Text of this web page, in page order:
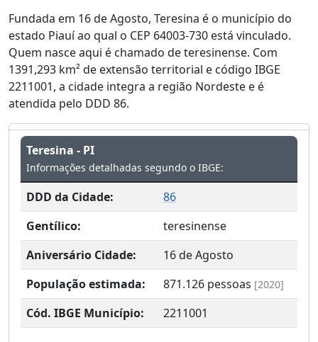
Fundada em 16 de Agosto, Teresina é o município do
estado Piauí ao qual o CEP 64003-730 está vinculado.
Quem nasce aqui é chamado de teresinense. Com
1391,293 km² de extensão territorial e código IBGE
2211001, a cidade integra a região Nordeste e é
atendida pelo DDD 86.
Teresina - PI
Informações detalhadas segundo o IBGE:
DDD da Cidade:
86
Gentílico:
teresinense
Aniversário Cidade:
16 de Agosto
População estimada:
871.126 pessoas [2020]
Cód. IBGE Município: 2211001